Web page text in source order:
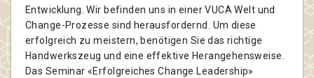
Entwicklung. Wir befinden uns in einer VUCA Welt und
Change-Prozesse sind herausfordernd. Um diese
erfolgreich zu meistern, benötigen Sie das richtige
Handwerkszeug und eine effektive Herangehensweise.
Das Seminar «Erfolgreiches Change Leadership»